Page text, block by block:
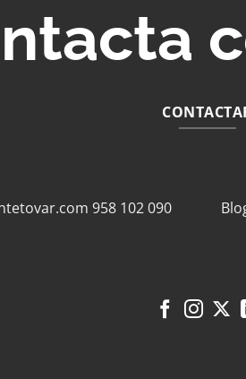
958 102 090